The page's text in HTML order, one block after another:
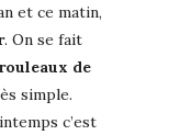
et ce matin,
. On se fait
rouleaux de
simple.
c’est